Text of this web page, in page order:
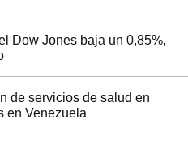
Dow Jones baja un 0,85%,
de servicios de salud en
en Venezuela